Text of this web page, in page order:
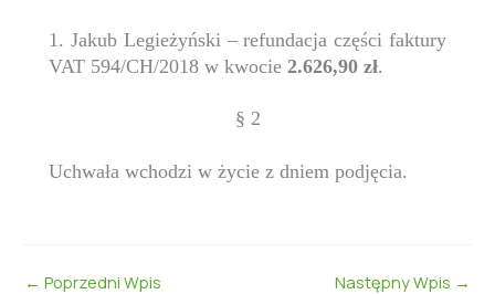
1. Jakub Legieżyński – refundacja części faktury
VAT 594/CH/2018 w kwocie 2.626,90 zł.
§ 2
Uchwała wchodzi w życie z dniem podjęcia.
← Poprzedni Wpis Następny Wpis →